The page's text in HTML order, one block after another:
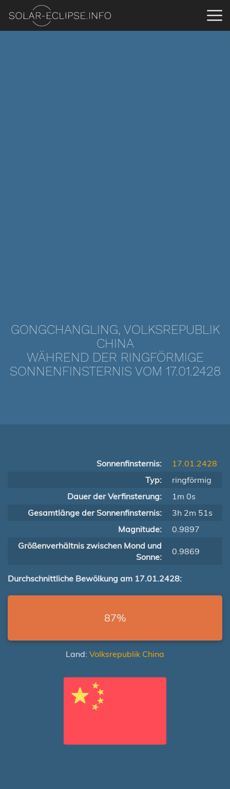
GONGCHANGLING, VOLKSREPUBLIK
CHINA
WÄHREND DER RINGFÖRMIGE
SONNENFINSTERNIS VOM 17.01.2428
Sonnenfinsternis:
17.01.2428
Typ:
ringförmig
Dauer der Verfinsterung:
1m 0s
Gesamtlänge der Sonnenfinsternis:
3h 2m 51s
Magnitude:
0.9897
Größenverhältnis zwischen Mond und
Sonne:
0.9869
Durchschnittliche Bewölkung am 17.01.2428:
87%
Land: Volksrepublik China